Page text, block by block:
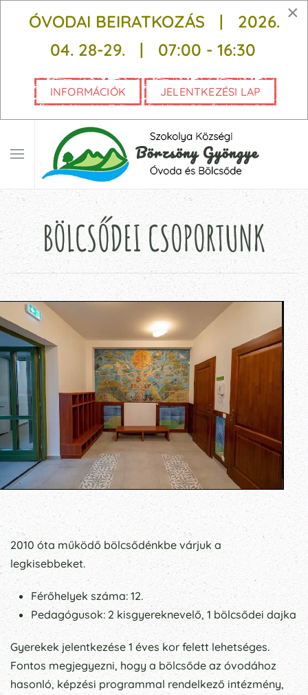
×
ÓVODAI BEIRATKOZÁS | 2026.
04. 28-29. | 07:00 - 16:30
INFORMÁCIÓK JELENTKEZÉSI LAP
Fő tartalom átugrása
BÖLCSŐDEI CSOPORTUNK
2010 óta működő bölcsődénkbe várjuk a
legkisebbeket.
Férőhelyek száma: 12.
Pedagógusok: 2 kisgyereknevelő, 1 bölcsődei dajka
Gyerekek jelentkezése 1 éves kor felett lehetséges.
Fontos megjegyezni, hogy a bölcsőde az óvodához
hasonló, képzési programmal rendelkező intézmény,